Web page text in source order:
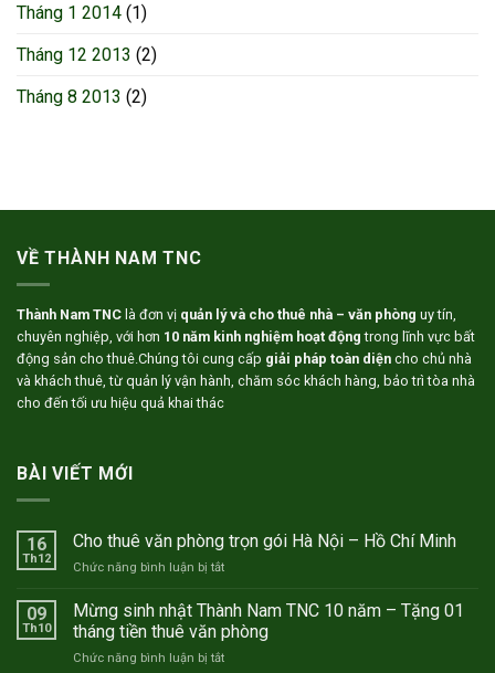
Tháng 1 2014 (1)
Tháng 12 2013 (2)
Tháng 8 2013 (2)
VỀ THÀNH NAM TNC
Thành Nam TNC là đơn vị quản lý và cho thuê nhà – văn phòng uy tín,
chuyên nghiệp, với hơn 10 năm kinh nghiệm hoạt động trong lĩnh vực bất
động sản cho thuê.Chúng tôi cung cấp giải pháp toàn diện cho chủ nhà
và khách thuê, từ quản lý vận hành, chăm sóc khách hàng, bảo trì tòa nhà
cho đến tối ưu hiệu quả khai thác
BÀI VIẾT MỚI
16
Th12
Cho thuê văn phòng trọn gói Hà Nội – Hồ Chí Minh
Chức năng bình luận bị tắtở
thuê
văn
phòng
trọn
09
Th10
Mừng sinh nhật Thành Nam TNC 10 năm – Tặng 01
tháng tiền thuê văn phòng
Chức năng bình luận bị tắtở